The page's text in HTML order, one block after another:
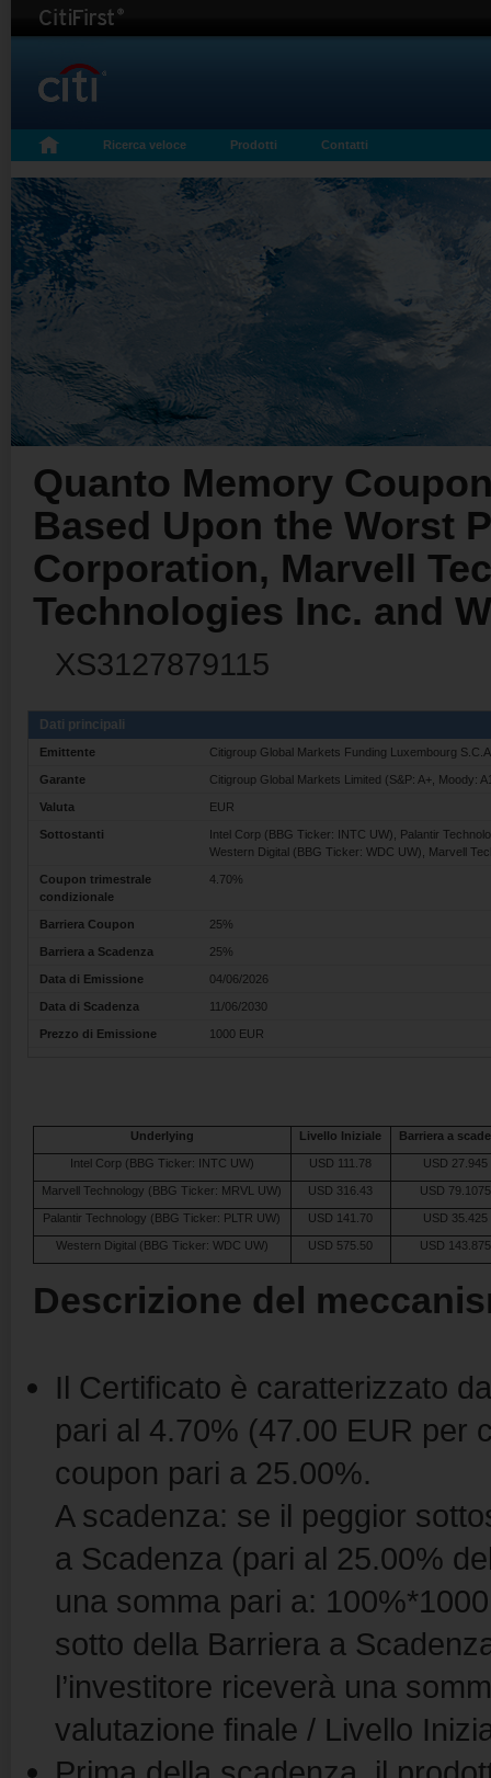
Ricerca veloce Prodotti Contatti
Quanto Memory
Based Upon the Worst
Corporation, Marvell
Technologies Inc. and
XS3127879115
Dati principali
Emittente Citigroup Global Markets Funding Luxembourg
Garante Citigroup Global Markets Limited (S&P: A+, Moody:
Valuta EUR
Sottostanti
Intel Corp (BBG Ticker: INTC UW), Palantir
Western Digital (BBG Ticker: WDC UW), Marvell
Coupon trimestrale
condizionale
4.70%
Barriera Coupon 25%
Barriera a Scadenza 25%
Data di Emissione 04/06/2026
Data di Scadenza 11/06/2030
Prezzo di Emissione 1000 EUR
Underlying Livello Iniziale Barriera a
Intel Corp (BBG Ticker: INTC UW) USD 111.78 USD 27.945
Marvell Technology (BBG Ticker: MRVL UW) USD 316.43 USD 79.1075
Palantir Technology (BBG Ticker: PLTR UW) USD 141.70 USD 35.425
Western Digital (BBG Ticker: WDC UW) USD 575.50 USD 143.875
Descrizione del
Il Certificato è caratterizzato
pari al 4.70% (47.00 EUR per
coupon pari a 25.00%.
A scadenza: se il peggior
a Scadenza (pari al 25.00%
una somma pari a:
sotto della Barriera a
l’investitore riceverà una
valutazione finale / Livello